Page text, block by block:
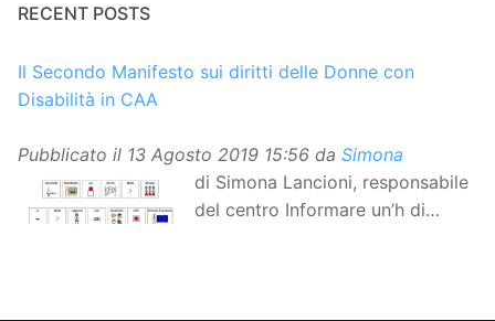
RECENT POSTS
Il Secondo Manifesto sui diritti delle Donne con
Disabilità in CAA
Pubblicato il 13 Agosto 2019 15:56 da Simona
di Simona Lancioni, responsabile
del centro Informare un’h di